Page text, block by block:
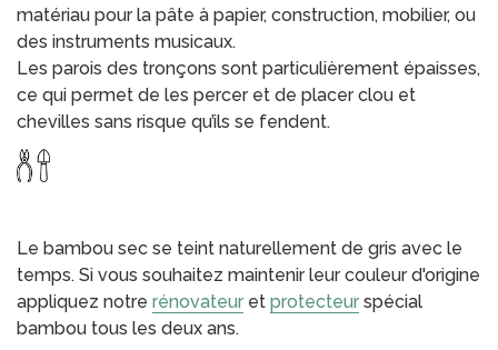
matériau pour la pâte à papier, construction, mobilier, ou
des instruments musicaux.
Les parois des tronçons sont particulièrement épaisses,
ce qui permet de les percer et de placer clou et
chevilles sans risque qu’ils se fendent.
Le bambou sec se teint naturellement de gris avec le
temps. Si vous souhaitez maintenir leur couleur d'origine
appliquez notre rénovateur et protecteur spécial
bambou tous les deux ans.